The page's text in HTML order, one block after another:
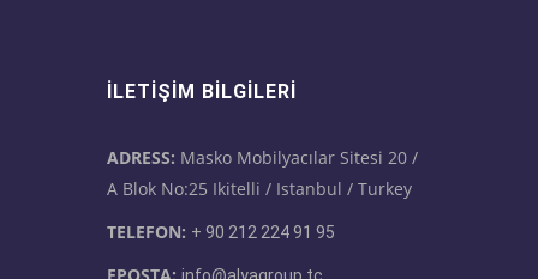
İLETIŞIM BILGILERI
ADRESS: Masko Mobilyacılar Sitesi 20 /
A Blok No:25 Ikitelli / Istanbul / Turkey
TELEFON: + 90 212 224 91 95